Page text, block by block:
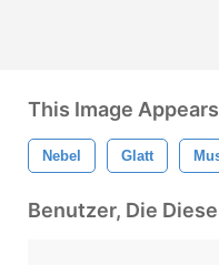
This Image
Nebel Glatt
Benutzer, Die